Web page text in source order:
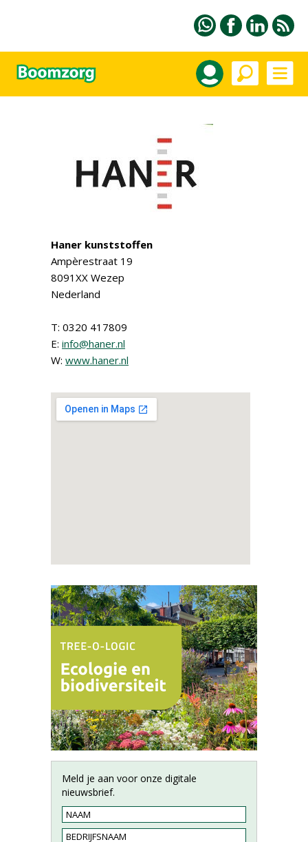
Haner kunststoffen
Ampèrestraat 19
8091XX Wezep
Nederland
T: 0320 417809
E: info@haner.nl
W: www.haner.nl
Meld je aan voor onze digitale
nieuwsbrief.